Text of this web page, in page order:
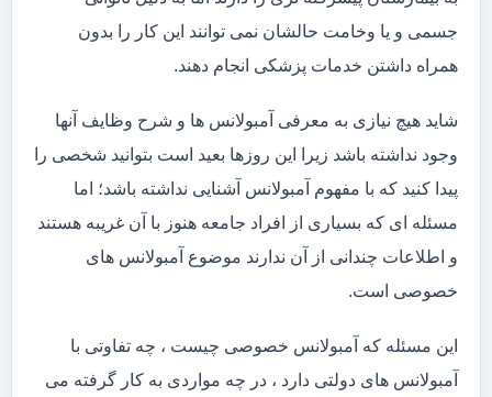
جسمی و یا وخامت حالشان نمی توانند این کار را بدون
همراه داشتن خدمات پزشکی انجام دهند.
شاید هیچ نیازی به معرفی آمبولانس ها و شرح وظایف آنها
وجود نداشته باشد زیرا این روزها بعید است بتوانید شخصی را
پیدا کنید که با مفهوم آمبولانس آشنایی نداشته باشد؛ اما
مسئله ای که بسیاری از افراد جامعه هنوز با آن غریبه هستند
و اطلاعات چندانی از آن ندارند موضوع آمبولانس های
خصوصی است.
این مسئله که آمبولانس خصوصی چیست ، چه تفاوتی با
آمبولانس های دولتی دارد ، در چه مواردی به کار گرفته می